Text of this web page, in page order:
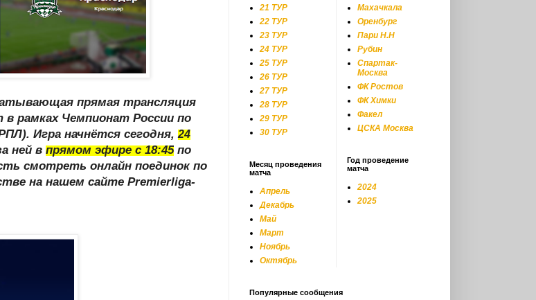
прямая трансляция
в рамках Чемпионат России по
. Игра начнётся сегодня,24
ней в прямом эфире с 18:45по
смотреть онлайн поединок по
на нашем сайте Premierliga-
21 ТУР
22 ТУР
23 ТУР
24 ТУР
25 ТУР
26 ТУР
27 ТУР
28 ТУР
29 ТУР
30 ТУР
Месяц проведения
матча
Апрель
Декабрь
Май
Март
Ноябрь
Октябрь
Махачкала
Оренбург
Пари Н.Н
Рубин
Спартак-
Москва
ФК Ростов
ФК Химки
Факел
ЦСКА Москва
Год проведение
матча
2024
2025
Популярные сообщения